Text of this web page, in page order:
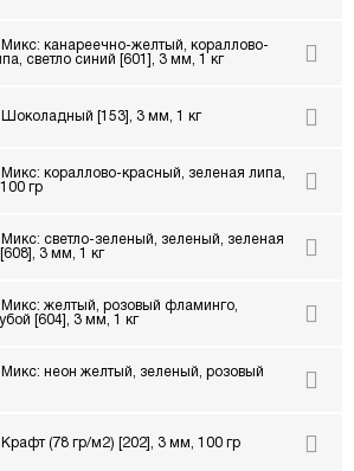
канареечно-желтый, кораллово-
светло синий [601], 3 мм, 1 кг
Шоколадный [153], 3 мм, 1 кг
кораллово-красный, зеленая липа,
гр
светло-зеленый, зеленый, зеленая
3 мм, 1 кг
желтый, розовый фламинго,
[604], 3 мм, 1 кг
неон желтый, зеленый, розовый
(78 гр/м2) [202], 3 мм, 100 гр